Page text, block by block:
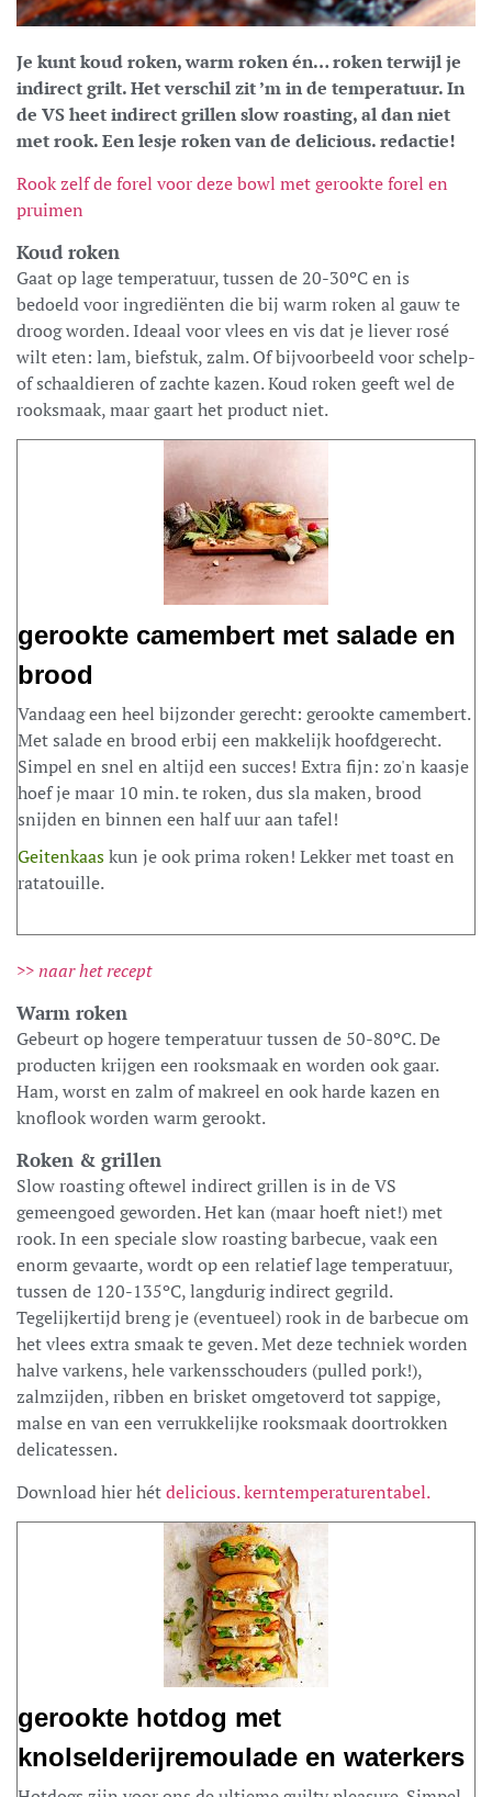
Je kunt koud roken, warm roken én… roken terwijl je
indirect grilt. Het verschil zit ’m in de temperatuur. In
de VS heet indirect grillen slow roasting, al dan niet
met rook. Een lesje roken van de delicious. redactie!
Rook zelf de forel voor deze bowl met gerookte forel en
pruimen
Koud roken
Gaat op lage temperatuur, tussen de 20-30ºC en is
bedoeld voor ingrediënten die bij warm roken al gauw te
droog worden. Ideaal voor vlees en vis dat je liever rosé
wilt eten: lam, biefstuk, zalm. Of bijvoorbeeld voor schelp-
of schaaldieren of zachte kazen. Koud roken geeft wel de
rooksmaak, maar gaart het product niet.
gerookte camembert met salade en
brood
Vandaag een heel bijzonder gerecht: gerookte camembert.
Met salade en brood erbij een makkelijk hoofdgerecht.
Simpel en snel en altijd een succes! Extra fijn: zo'n kaasje
hoef je maar 10 min. te roken, dus sla maken, brood
snijden en binnen een half uur aan tafel!
Geitenkaaskun je ook prima roken! Lekker met toast en
ratatouille.
>> naar het recept
Warm roken
Gebeurt op hogere temperatuur tussen de 50-80ºC. De
producten krijgen een rooksmaak en worden ook gaar.
Ham, worst en zalm of makreel en ook harde kazen en
knoflook worden warm gerookt.
Roken & grillen
Slow roasting oftewel indirect grillen is in de VS
gemeengoed geworden. Het kan (maar hoeft niet!) met
rook. In een speciale slow roasting barbecue, vaak een
enorm gevaarte, wordt op een relatief lage temperatuur,
tussen de 120-135ºC, langdurig indirect gegrild.
Tegelijkertijd breng je (eventueel) rook in de barbecue om
het vlees extra smaak te geven. Met deze techniek worden
halve varkens, hele varkensschouders (pulled pork!),
zalmzijden, ribben en brisket omgetoverd tot sappige,
malse en van een verrukkelijke rooksmaak doortrokken
delicatessen.
Download hier hétdelicious. kerntemperaturentabel.
gerookte hotdog met
knolselderijremoulade en waterkers